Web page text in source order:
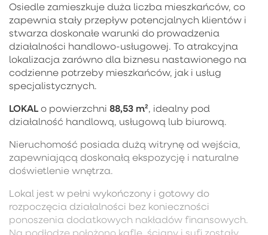
Osiedle zamieszkuje duża liczba mieszkańców, co
zapewnia stały przepływ potencjalnych klientów i
stwarza doskonałe warunki do prowadzenia
działalności handlowo-usługowej. To atrakcyjna
lokalizacja zarówno dla biznesu nastawionego na
codzienne potrzeby mieszkańców, jak i usług
specjalistycznych.
LOKAL o powierzchni 88,53 m², idealny pod
działalność handlową, usługową lub biurową.
Nieruchomość posiada dużą witrynę od wejścia,
zapewniającą doskonałą ekspozycję i naturalne
doświetlenie wnętrza.
Lokal jest w pełni wykończony i gotowy do
rozpoczęcia działalności bez konieczności
ponoszenia dodatkowych nakładów finansowych.